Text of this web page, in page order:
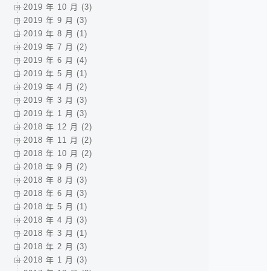
2019 年 10 月 (3)
2019 年 9 月 (3)
2019 年 8 月 (1)
2019 年 7 月 (2)
2019 年 6 月 (4)
2019 年 5 月 (1)
2019 年 4 月 (2)
2019 年 3 月 (3)
2019 年 1 月 (3)
2018 年 12 月 (2)
2018 年 11 月 (2)
2018 年 10 月 (2)
2018 年 9 月 (2)
2018 年 8 月 (3)
2018 年 6 月 (3)
2018 年 5 月 (1)
2018 年 4 月 (3)
2018 年 3 月 (1)
2018 年 2 月 (3)
2018 年 1 月 (3)